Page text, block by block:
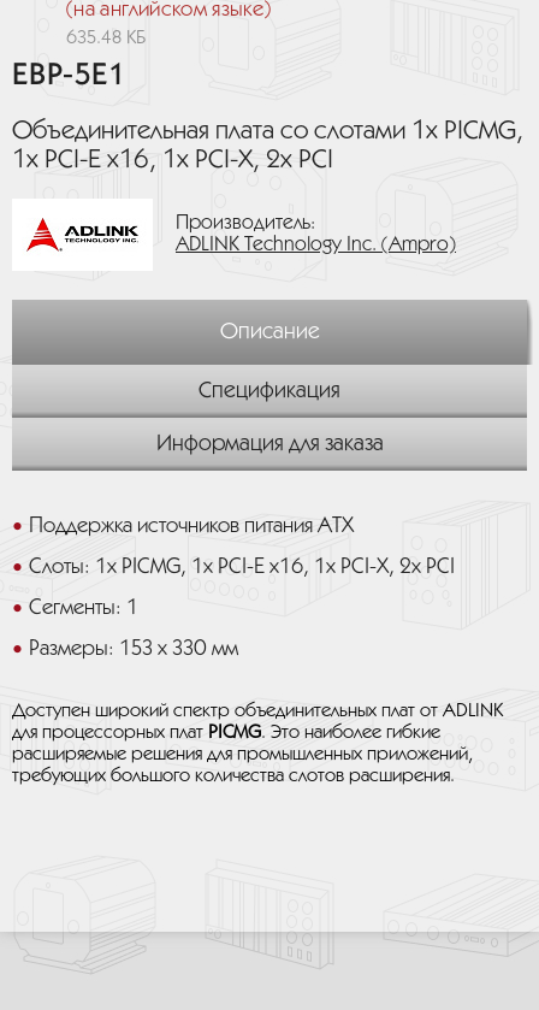
(на английском языке)
635.48 КБ
EBP-5E1
Объединительная плата со слотами 1х PICMG,
1х PCI-E x16, 1х PCI-X, 2х PCI
Производитель:
ADLINK Technology Inc. (Ampro)
Описание
Спецификация
Информация для заказа
Поддержка источников питания ATX
Слоты: 1х PICMG, 1х PCI-E x16, 1х PCI-X, 2х PCI
Сегменты: 1
Размеры: 153 x 330 мм
Доступен широкий спектр объединительных плат от ADLINK
для процессорных плат PICMG. Это наиболее гибкие
расширяемые решения для промышленных приложений,
требующих большого количества слотов расширения.